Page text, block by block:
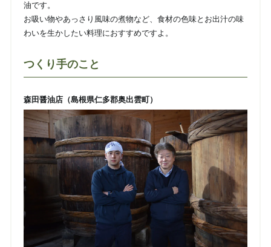
油です。
お吸い物やあっさり風味の煮物など、食材の色味とお出汁の味
わいを生かしたい料理におすすめですよ。
つくり手のこと
森田醤油店（島根県仁多郡奥出雲町）